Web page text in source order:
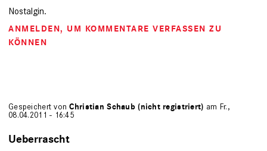
Nostalgin.
ANMELDEN, UM KOMMENTARE VERFASSEN ZU
KÖNNEN
Gespeichert vonChristian Schaub (nicht registriert) am Fr.,
08.04.2011 - 16:45
Ueberrascht